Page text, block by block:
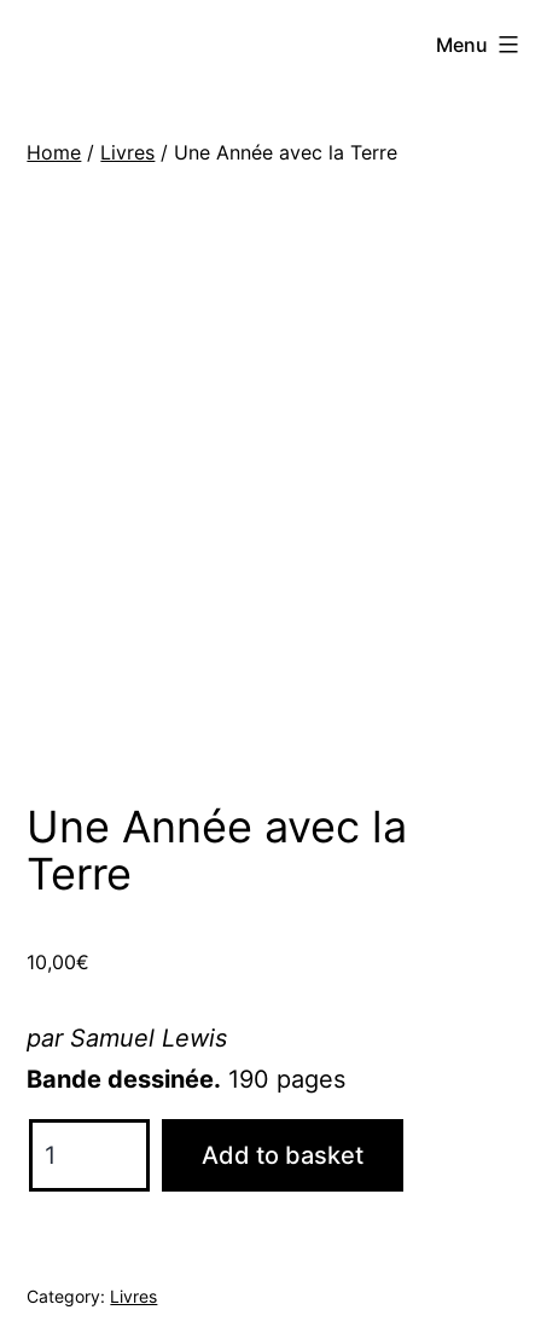
Menu
Home / Livres / Une Année avec la Terre
Une Année avec la
Terre
10,00€
par Samuel Lewis
Bande dessinée. 190 pages
Année
Add to basket
Category: Livres